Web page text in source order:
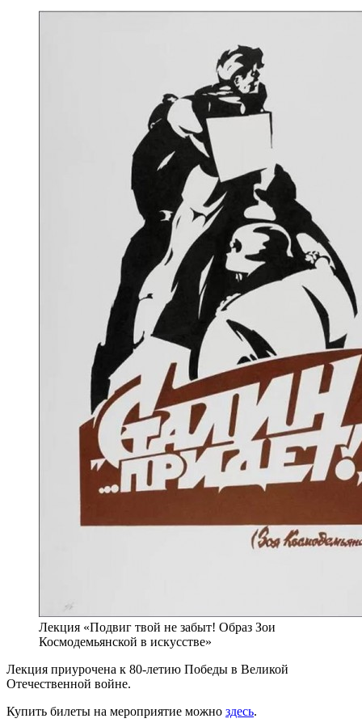
Лекция «Подвиг твой не забыт! Образ Зои
Космодемьянской в искусстве»
Лекция приурочена к 80-летию Победы в Великой
Отечественной войне.
Купить билеты на мероприятие можно здесь.